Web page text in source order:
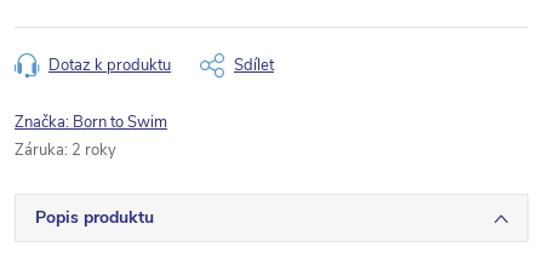
Dotaz k produktu Sdílet
Značka: Born to Swim
Záruka: 2 roky
Popis produktu